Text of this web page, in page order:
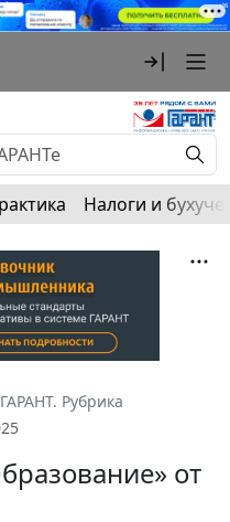
Налоги и
ГАРАНТ. Рубрика
от